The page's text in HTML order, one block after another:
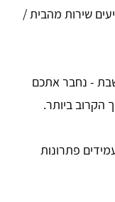
שירות מהבית /
- נחבר אתכם
הקרוב ביותר.
פתרונות